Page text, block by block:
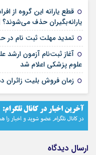
یارانه‌بگیران حذف
تمدید مهلت ثبت نام در
آغاز ثبت‌نام آزمون
علوم پزشکی اعلام شد
زمان فروش بلیت
ارسال دیدگاه